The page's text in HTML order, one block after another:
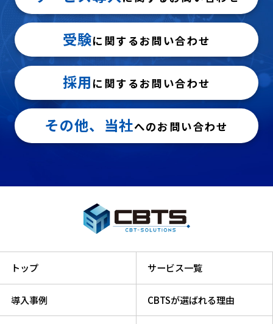
受験に関するお問い合わせ
採用 に関するお問い合わせ
その他、当社へのお問い合わせ
トップ サービス一覧
導入事例 CBTSが選ばれる理由